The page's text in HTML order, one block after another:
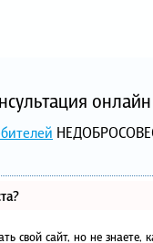
свой сайт, но не